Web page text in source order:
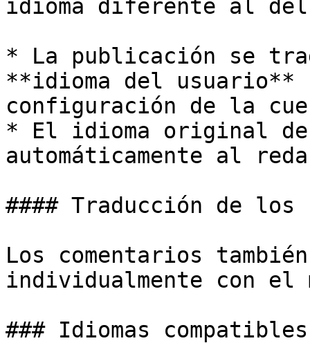
idioma diferente al
* La publicación se
**idioma del
configuración de la
* El idioma original
automáticamente al
#### Traducción de los
Los comentarios
individualmente con el
### Idiomas compatibles